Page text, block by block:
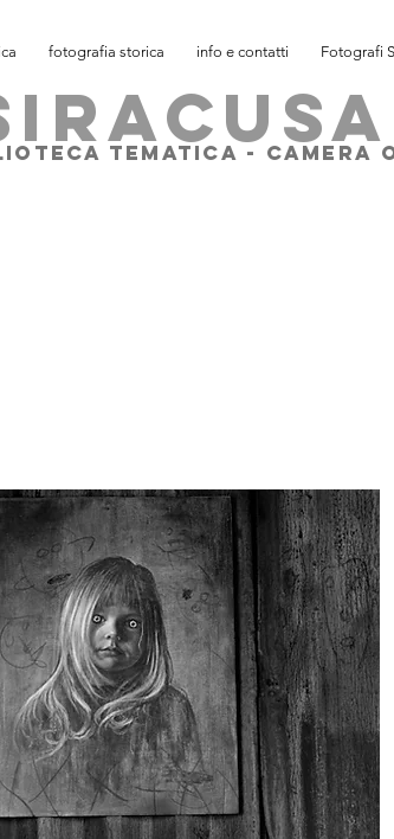
fotografia storica info e contatti Fotografi
TEMATICA - CAMERA